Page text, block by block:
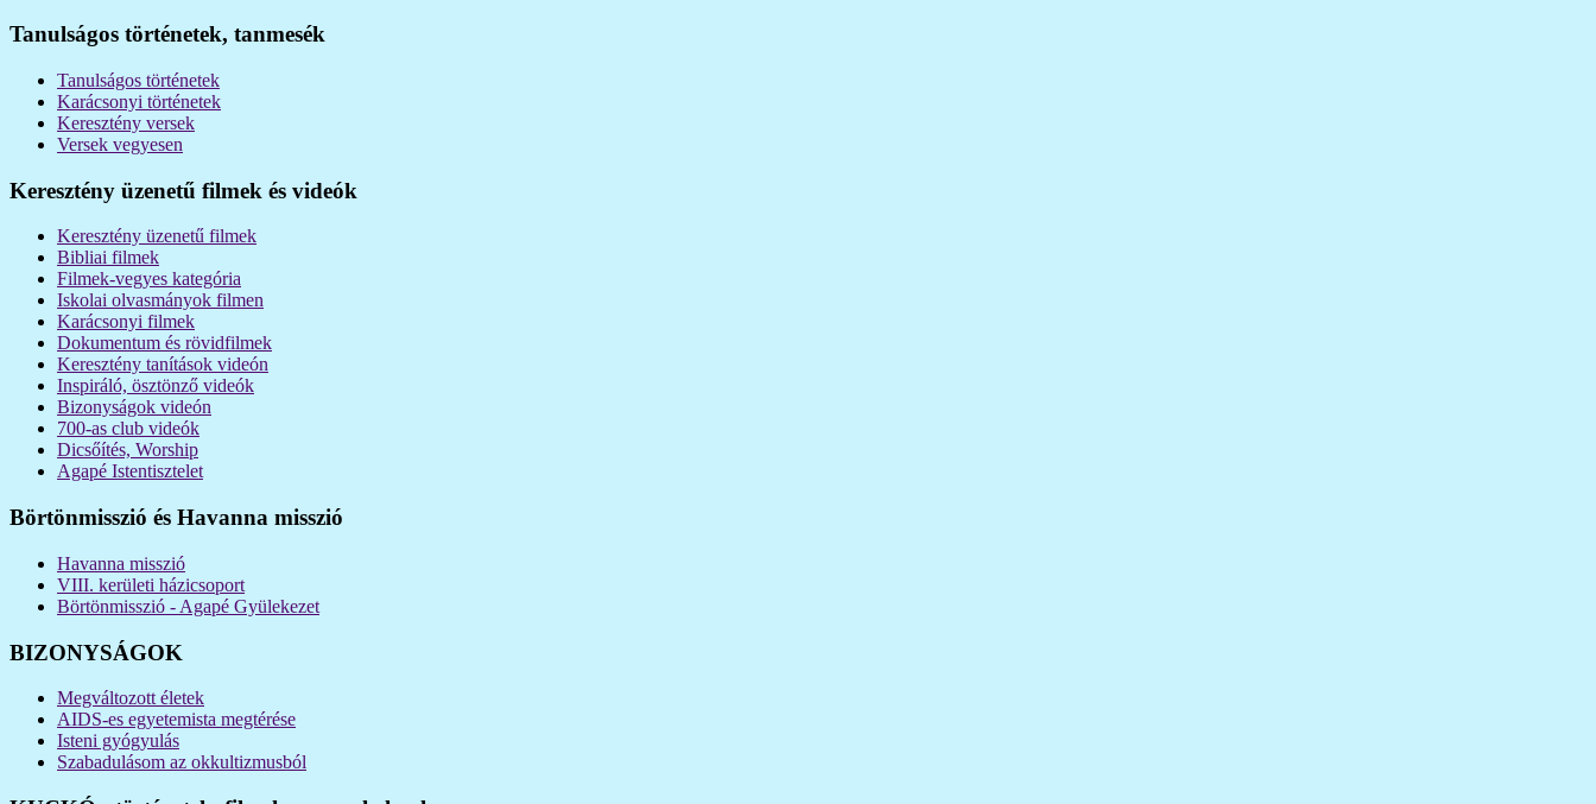
Tanulságos történetek, tanmesék
Tanulságos történetek
Karácsonyi történetek
Keresztény versek
Versek vegyesen
Keresztény üzenetű filmek és videók
Keresztény üzenetű filmek
Bibliai filmek
Filmek-vegyes kategória
Iskolai olvasmányok filmen
Karácsonyi filmek
Dokumentum és rövidfilmek
Keresztény tanítások videón
Inspiráló, ösztönző videók
Bizonyságok videón
700-as club videók
Dicsőítés, Worship
Agapé Istentisztelet
Börtönmisszió és Havanna misszió
Havanna misszió
VIII. kerületi házicsoport
Börtönmisszió - Agapé Gyülekezet
BIZONYSÁGOK
Megváltozott életek
AIDS-es egyetemista megtérése
Isteni gyógyulás
Szabadulásom az okkultizmusból